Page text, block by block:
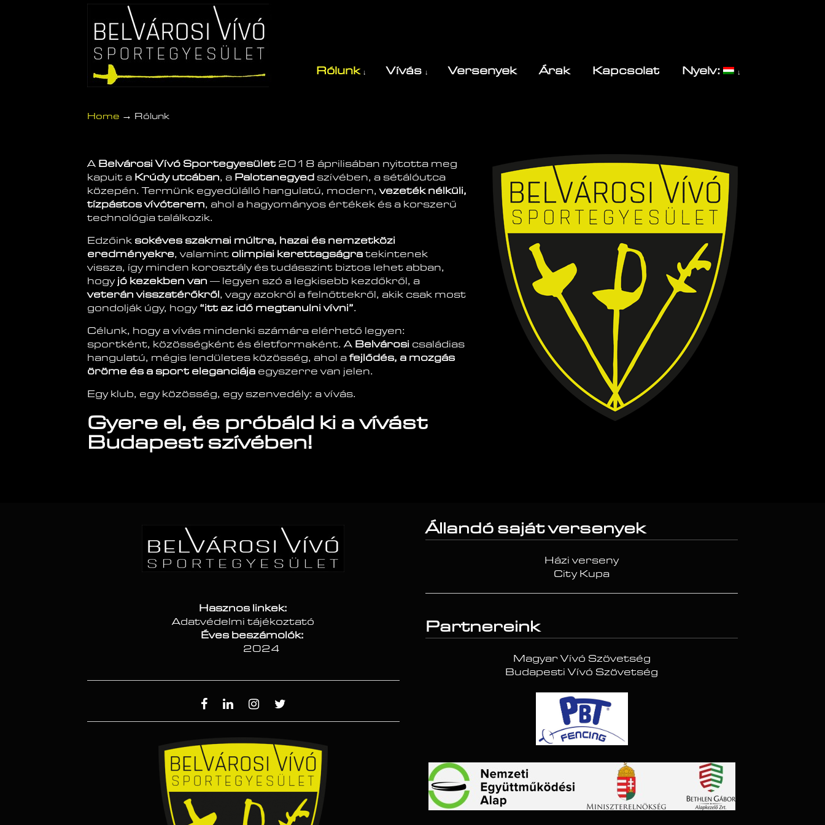
Rólunk Vívás Versenyek Árak Kapcsolat Nyelv:
Home → Rólunk
A Belvárosi Vívó Sportegyesület 2018 áprilisában nyitotta meg
kapuit a Krúdy utcában, a Palotanegyed szívében, a sétálóutca
közepén. Termünk egyedülálló hangulatú, modern,vezeték nélküli,
tízpástos vívóterem, ahol a hagyományos értékek és a korszerű
technológia találkozik.
Edzőink sokéves szakmai múltra, hazai és nemzetközi
eredményekre, valamint olimpiai kerettagságratekintenek
vissza, így minden korosztály és tudásszint biztos lehet abban,
hogy jó kezekben van — legyen szó a legkisebb kezdőkről, a
veterán visszatérőkről, vagy azokról a felnőttekről, akik csak most
gondolják úgy, hogy “itt az idő megtanulni vívni”.
Célunk, hogy a vívás mindenki számára elérhető legyen:
sportként, közösségként és életformaként. A Belvárosi családias
hangulatú, mégis lendületes közösség, ahol a fejlődés, a mozgás
öröme és a sport eleganciája egyszerre van jelen.
Egy klub, egy közösség, egy szenvedély: a vívás.
Gyere el, és próbáld ki a vívást
Budapest szívében!
Hasznos linkek:
Adatvédelmi tájékoztató
Éves beszámolók:
2024
Állandó saját versenyek
Házi verseny
City Kupa
Partnereink
Magyar Vívó Szövetség
Budapesti Vívó Szövetség